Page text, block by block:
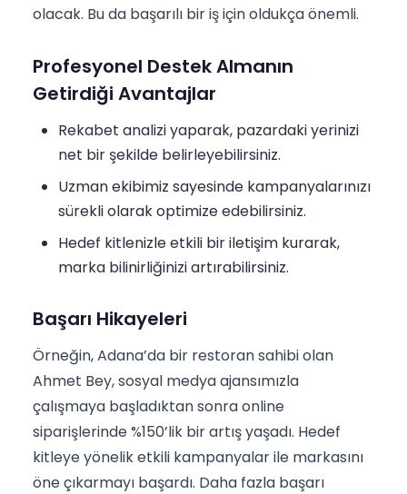
olacak. Bu da başarılı bir iş için oldukça önemli.
Profesyonel Destek Almanın
Getirdiği Avantajlar
Rekabet analizi yaparak, pazardaki yerinizi
net bir şekilde belirleyebilirsiniz.
Uzman ekibimiz sayesinde kampanyalarınızı
sürekli olarak optimize edebilirsiniz.
Hedef kitlenizle etkili bir iletişim kurarak,
marka bilinirliğinizi artırabilirsiniz.
Başarı Hikayeleri
Örneğin, Adana’da bir restoran sahibi olan
Ahmet Bey, sosyal medya ajansımızla
çalışmaya başladıktan sonra online
siparişlerinde %150’lik bir artış yaşadı. Hedef
kitleye yönelik etkili kampanyalar ile markasını
öne çıkarmayı başardı. Daha fazla başarı